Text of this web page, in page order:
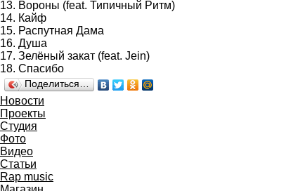
13. Вороны (feat. Типичный Ритм)
14. Кайф
15. Распутная Дама
16. Душа
17. Зелёный закат (feat. Jein)
18. Спасибо
Поделиться…
Новости
Проекты
Студия
Фото
Видео
Статьи
Rap music